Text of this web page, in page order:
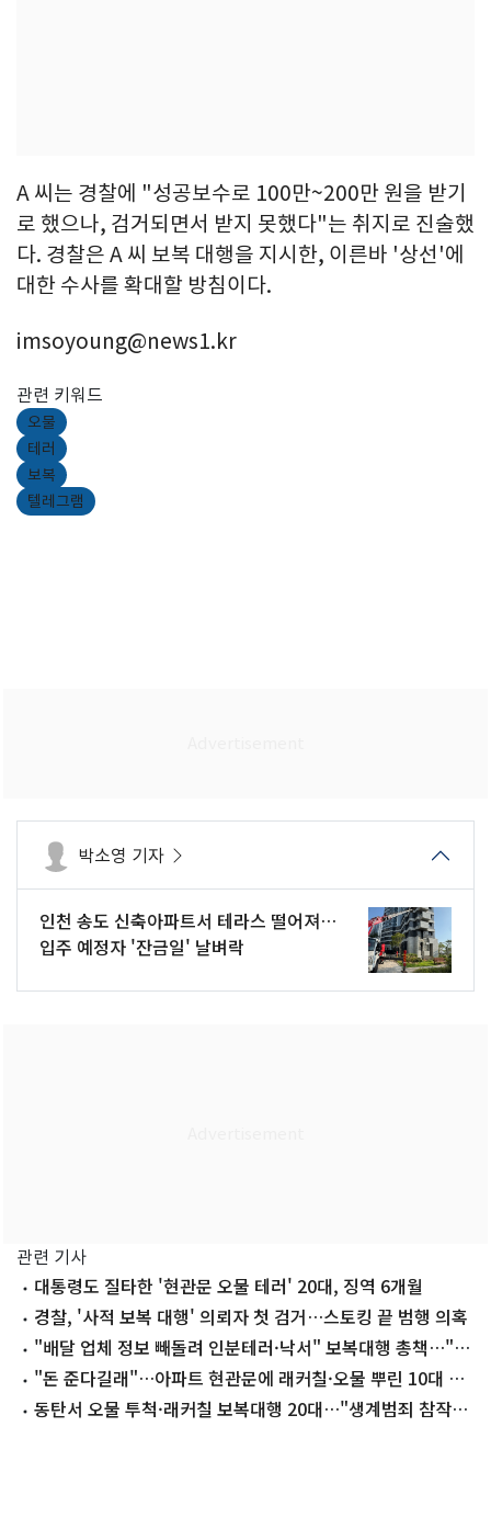
A 씨는 경찰에 "성공보수로 100만~200만 원을 받기
로 했으나, 검거되면서 받지 못했다"는 취지로 진술했
다. 경찰은 A 씨 보복 대행을 지시한, 이른바 '상선'에
대한 수사를 확대할 방침이다.
imsoyoung@news1.kr
관련 키워드
오물
테러
보복
텔레그램
박소영 기자
인천 송도 신축아파트서 테라스 떨어져…
입주 예정자 '잔금일' 날벼락
관련 기사
대통령도 질타한 '현관문 오물 테러' 20대, 징역 6개월
경찰, '사적 보복 대행' 의뢰자 첫 검거…스토킹 끝 범행 의혹
"배달 업체 정보 빼돌려 인분테러·낙서" 보복대행 총책…"공
소사실 인정"
"돈 준다길래"…아파트 현관문에 래커칠·오물 뿌린 10대 검
거 동탄서 오물 투척·래커칠 보복대행 20대…"생계범죄 참작해